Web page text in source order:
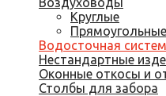
Круглые
Прямоугольные
Водосточная
Нестандартные
Оконные откосы и
Столбы для забора